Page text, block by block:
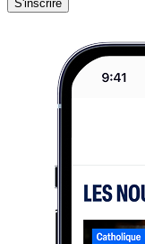
S'inscrire